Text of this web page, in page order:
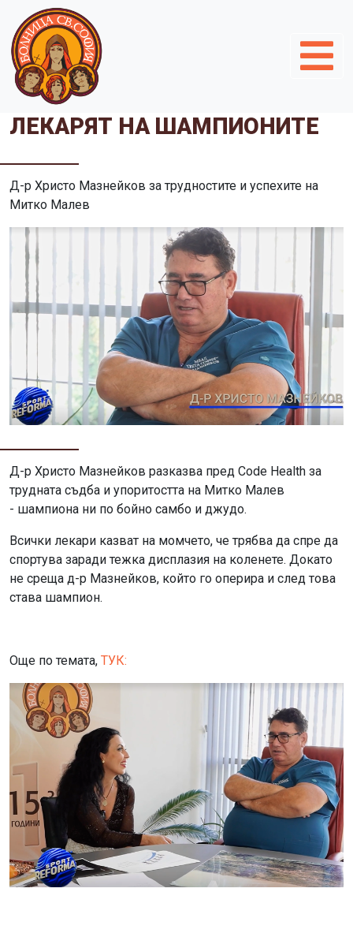
ЛЕКАРЯТ НА ШАМПИОНИТЕ
Д-р Христо Мазнейков за трудностите и успехите на
Митко Малев
Д-р Христо Мазнейков разказва пред Code Health за
трудната съдба и упоритостта на Митко Малев
- шампиона ни по бойно самбо и джудо.
Всички лекари казват на момчето, че трябва да спре да
спортува заради тежка дисплазия на коленете. Докато
не среща д-р Мазнейков, който го оперира и след това
става шампион.
Още по темата, ТУК: